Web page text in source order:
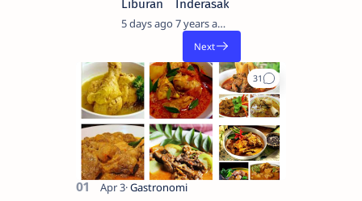
Liburan
5 days ago
Inderasakti
7 years ago